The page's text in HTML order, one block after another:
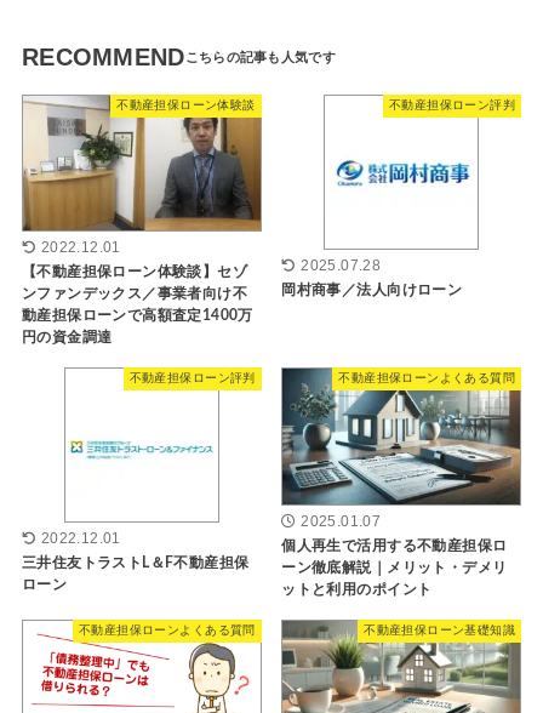
RECOMMEND
不動産担保ローン体験談
2022.12.01
【不動産担保ローン体験談】セゾ
ンファンデックス／事業者向け不
動産担保ローンで高額査定1400万
円の資金調達
不動産担保ローン評判
2025.07.28
岡村商事／法人向けローン
不動産担保ローン評判
2022.12.01
三井住友トラストL＆F不動産担保
ローン
不動産担保ローンよくある質問
2025.01.07
個人再生で活用する不動産担保ロ
ーン徹底解説｜メリット・デメリ
ットと利用のポイント
不動産担保ローンよくある質問 不動産担保ローン基礎知識